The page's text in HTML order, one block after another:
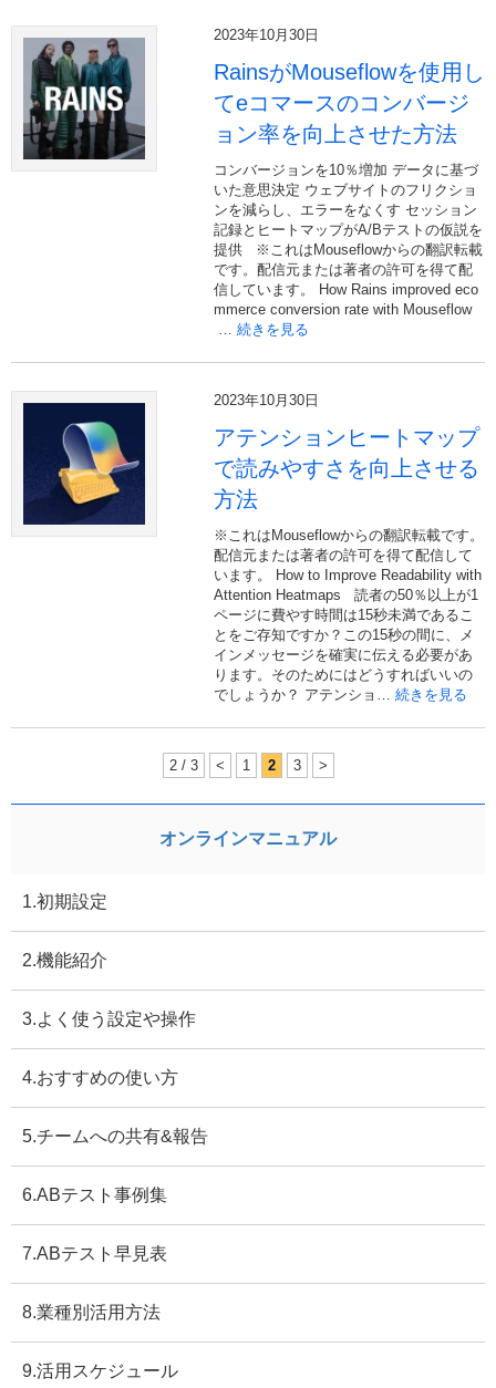
2023年10月30日
RainsがMouseflowを使用し
てeコマースのコンバージ
ョン率を向上させた方法
コンバージョンを10％増加 データに基づ
いた意思決定 ウェブサイトのフリクショ
ンを減らし、エラーをなくす セッション
記録とヒートマップがA/Bテストの仮説を
提供 ※これはMouseflowからの翻訳転載
です。配信元または著者の許可を得て配
信しています。 How Rains improved eco
mmerce conversion rate with Mouseflow
… 続きを見る
2023年10月30日
アテンションヒートマップ
で読みやすさを向上させる
方法
※これはMouseflowからの翻訳転載です。
配信元または著者の許可を得て配信して
います。 How to Improve Readability with
Attention Heatmaps 読者の50％以上が1
ページに費やす時間は15秒未満であるこ
とをご存知ですか？この15秒の間に、メ
インメッセージを確実に伝える必要があ
ります。そのためにはどうすればいいの
でしょうか？ アテンショ… 続きを見る
2 / 3 < 1 2 3 >
オンラインマニュアル
1.初期設定
2.機能紹介
3.よく使う設定や操作
4.おすすめの使い方
5.チームへの共有&報告
6.ABテスト事例集
7.ABテスト早見表
8.業種別活用方法
9.活用スケジュール